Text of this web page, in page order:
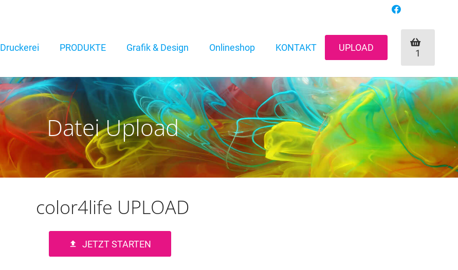
Druckerei PRODUKTE Grafik & Design Onlineshop KONTAKT UPLOAD 1
Datei Upload
color4life UPLOAD
file_upload JETZT STARTEN